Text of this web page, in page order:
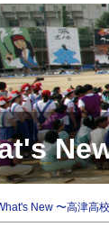
New 〜高津高